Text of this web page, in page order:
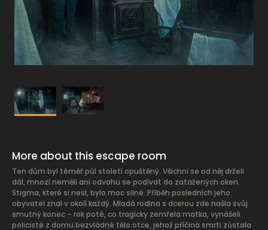
More about this escape room
Ten dům byl téměř půl století opuštěný. Všichni se od něj drželi
dál, mnozí neměli ani odvahu se podívat do zatažených oken.
Stigma, které si nesl, bylo moc silné. Příběh posledních jeho
obyvatel znal v okolí každý. Mladá rodina s dcerou zde našla svůj
smutný konec – rok poté, co tragicky zemřela matka, vynášeli
policisté z domu bezvládné tělo otce, jehož příčina smrti zůstala